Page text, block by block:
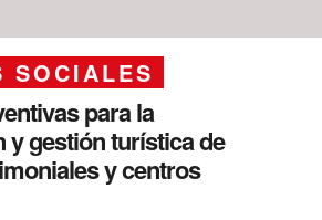
SOCIALES
para la
y gestión turística de
y centros